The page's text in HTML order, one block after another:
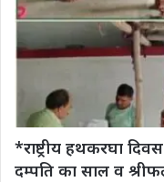
*राष्ट्रीय हथकरघा
दम्पति का साल व